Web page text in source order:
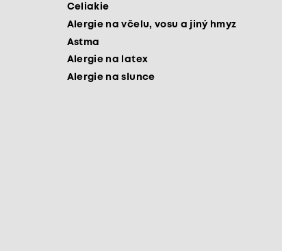
Celiakie
Alergie na včelu, vosu a jiný hmyz
Astma
Alergie na latex
Alergie na slunce